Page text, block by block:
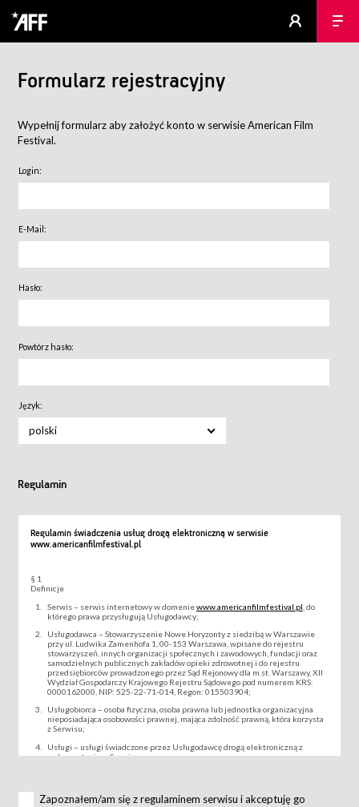
Formularz rejestracyjny
Wypełnij formularz aby założyć konto w serwisie American Film
Festival.
Login:
E-Mail:
Hasło:
Powtórz hasło:
Język:
polski
Regulamin
Regulamin świadczenia usług drogą elektroniczną w serwisie
www.americanfilmfestival.pl
§ 1
Definicje
Serwis – serwis internetowy w domeniewww.americanfilmfestival.pl , do
którego prawa przysługują Usługodawcy;
Usługodawca – Stowarzyszenie Nowe Horyzonty z siedzibą w Warszawie
przy ul. Ludwika Zamenhofa 1, 00-153 Warszawa, wpisane do rejestru
stowarzyszeń, innych organizacji społecznych i zawodowych, fundacji oraz
samodzielnych publicznych zakładów opieki zdrowotnej i do rejestru
przedsiębiorców prowadzonego przez Sąd Rejonowy dla m.st. Warszawy, XII
Wydział Gospodarczy Krajowego Rejestru Sądowego pod numerem KRS:
0000162000, NIP: 525-22-71-014, Regon: 015503904;
Usługobiorca – osoba fizyczna, osoba prawna lub jednostka organizacyjna
nieposiadająca osobowości prawnej, mająca zdolność prawną, która korzysta
z Serwisu;
Usługi – usługi świadczone przez Usługodawcę drogą elektroniczną z
wykorzystaniem Serwisu;
za pośrednictwem Serwisu;
Zapoznałem/am się z regulaminem serwisu i akceptuję go